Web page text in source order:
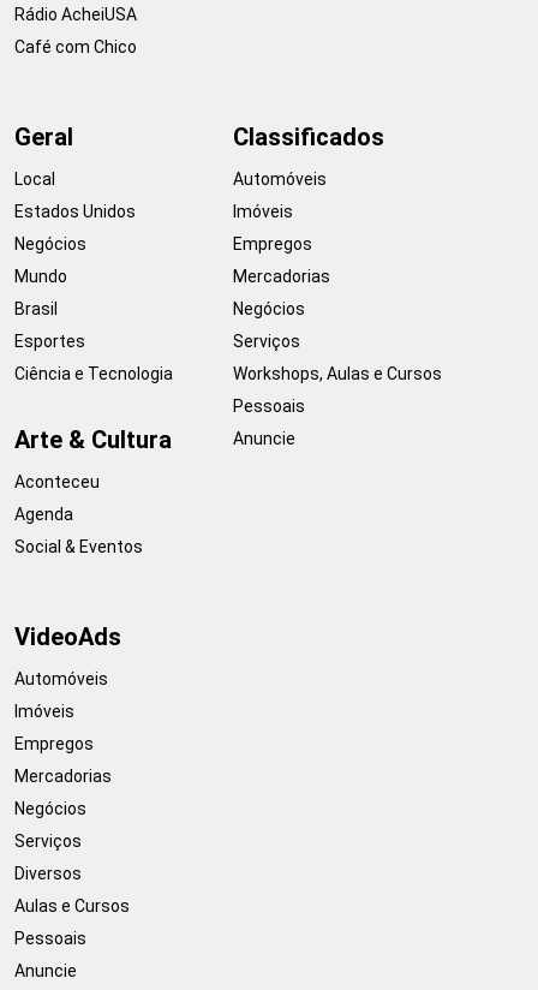
Rádio AcheiUSA
Café com Chico
Geral
Local
Estados Unidos
Negócios
Mundo
Brasil
Esportes
Ciência e Tecnologia
Arte & Cultura
Aconteceu
Agenda
Social & Eventos
Classificados
Automóveis
Imóveis
Empregos
Mercadorias
Negócios
Serviços
Workshops, Aulas e Cursos
Pessoais
Anuncie
VideoAds
Automóveis
Imóveis
Empregos
Mercadorias
Negócios
Serviços
Diversos
Aulas e Cursos
Pessoais
Anuncie